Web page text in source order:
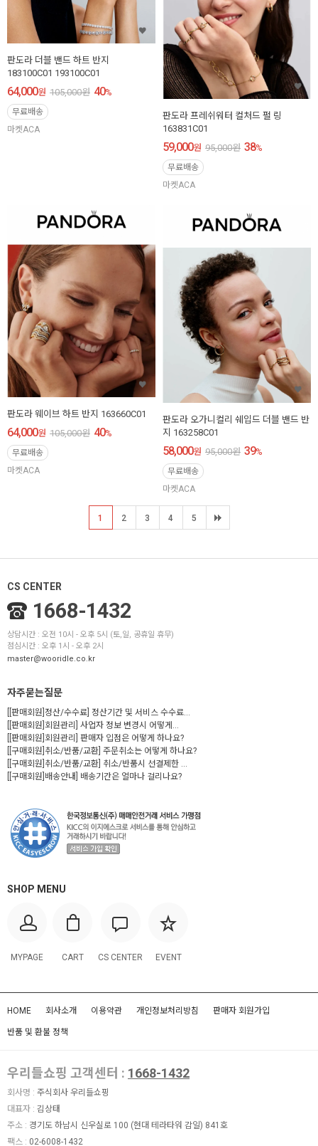
판도라 더블 밴드 하트 반지
183100C01 193100C01
64,000원 105,000원 40%
무료배송
마켓ACA
판도라 프레쉬워터 컬처드 펄 링
163831C01
59,000원 95,000원 38%
무료배송
마켓ACA
판도라 웨이브 하트 반지 163660C01
64,000원 105,000원 40%
무료배송
마켓ACA
판도라 오가니컬리 쉐입드 더블 밴드 반
지 163258C01
58,000원 95,000원 39%
무료배송
마켓ACA
1 2 3 4 5
CS CENTER
1668-1432
상담시간 : 오전 10시 - 오후 5시 (토,일, 공휴일 휴무)
점심시간 : 오후 1시 - 오후 2시
master@wooridle.co.kr
자주묻는질문
[[판매회원]정산/수수료] 정산기간 및 서비스 수수료...
[[판매회원]회원관리] 사업자 정보 변경시 어떻게...
[[판매회원]회원관리] 판매자 입점은 어떻게 하나요?
[[구매회원]취소/반품/교환] 주문취소는 어떻게 하나요?
[[구매회원]취소/반품/교환] 취소/반품시 선결제한 ...
[[구매회원]배송안내] 배송기간은 얼마나 걸리나요?
SHOP MENU
MYPAGE CART CS CENTER EVENT
HOME 회사소개 이용약관 개인정보처리방침 판매자 회원가입
반품 및 환불 정책
우리들쇼핑 고객센터 : 1668-1432
회사명 : 주식회사 우리들쇼핑
대표자 : 김상태
주소 : 경기도 하남시 신우실로 100 (현대 테라타워 감일) 841호
팩스 : 02-6008-1432